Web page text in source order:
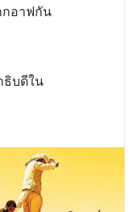
อาฟกัน
ธิบดีใน